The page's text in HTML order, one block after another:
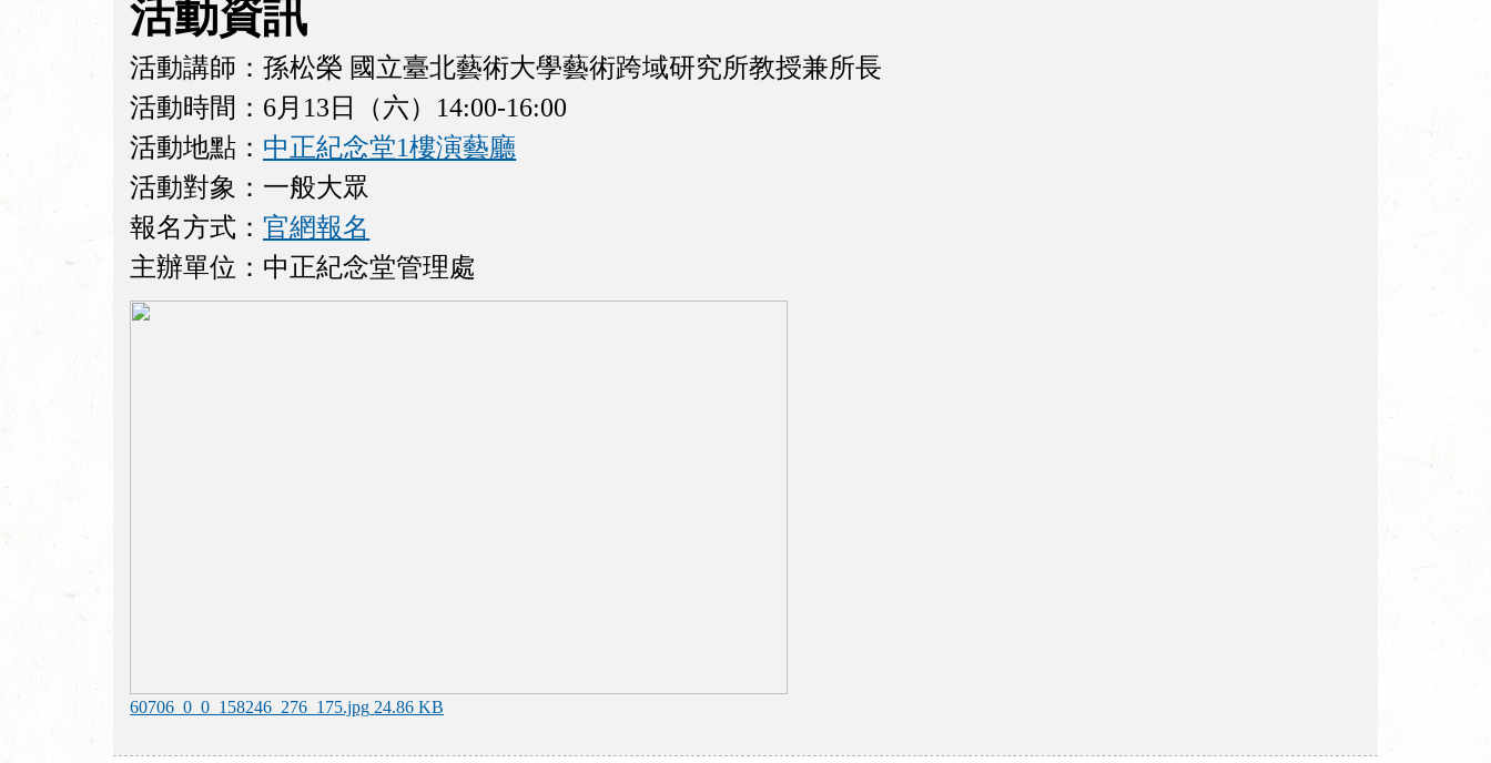
活動資訊
活動講師：孫松榮 國立臺北藝術大學藝術跨域研究所教授兼所長
活動時間：6月13日（六）14:00-16:00
活動地點： 中正紀念堂1樓演藝廳
活動對象：一般大眾
報名方式：官網報名
主辦單位：中正紀念堂管理處
60706_0_0_158246_276_175.jpg 24.86 KB